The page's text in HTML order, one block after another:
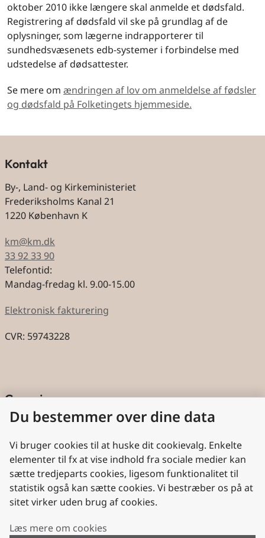
oktober 2010 ikke længere skal anmelde et dødsfald.
Registrering af dødsfald vil ske på grundlag af de
oplysninger, som lægerne indrapporterer til
sundhedsvæsenets edb-systemer i forbindelse med
udstedelse af dødsattester.
Se mere om ændringen af lov om anmeldelse af fødsler
og dødsfald på Folketingets hjemmeside.
Kontakt
By-, Land- og Kirkeministeriet
Frederiksholms Kanal 21
1220 København K
km@km.dk
33 92 33 90
Telefontid:
Mandag-fredag kl. 9.00-15.00
Elektronisk fakturering
CVR: 59743228
Genveje
Cookies
Aktindsigt
Persondatabeskyttelse
Nyttige links
Plan- og Landdistriktsstyrelsen
Du bestemmer over dine data
Vi bruger cookies til at huske dit cookievalg. Enkelte
elementer til fx at vise indhold fra sociale medier kan
sætte tredjeparts cookies, ligesom funktionalitet til
statistik også kan sætte cookies. Vi bestræber os på at
sitet virker uden brug af cookies.
Læs mere om cookies